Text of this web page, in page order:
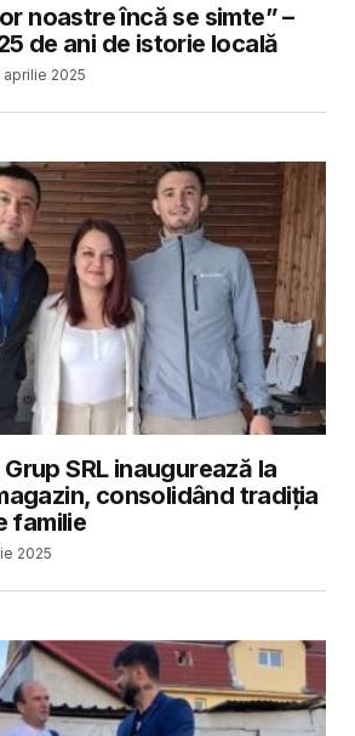
noastre încă se simte” –
de ani de istorie locală
aprilie 2025
SRL inaugurează la
consolidând tradiția
familie
2025